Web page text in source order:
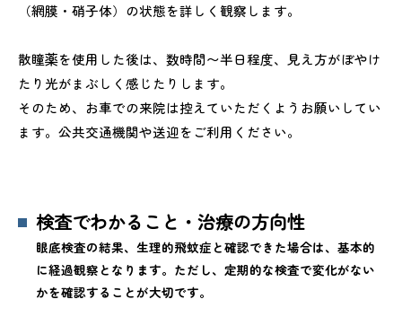
（網膜・硝子体）の状態を詳しく観察します。
散瞳薬を使用した後は、数時間〜半日程度、見え方がぼやけ
たり光がまぶしく感じたりします。
そのため、お車での来院は控えていただくようお願いしてい
ます。公共交通機関や送迎をご利用ください。
検査でわかること・治療の方向性
眼底検査の結果、生理的飛蚊症と確認できた場合は、基本的
に経過観察となります。ただし、定期的な検査で変化がない
かを確認することが大切です。